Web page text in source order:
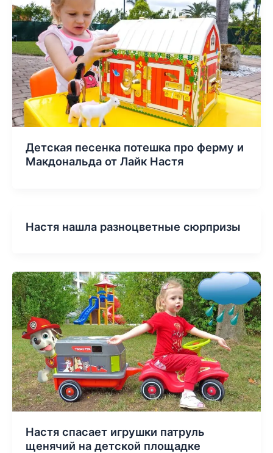
Детская песенка потешка про ферму и
Макдональда от Лайк Настя
Настя нашла разноцветные сюрпризы
Настя спасает игрушки патруль
щенячий на детской площадке